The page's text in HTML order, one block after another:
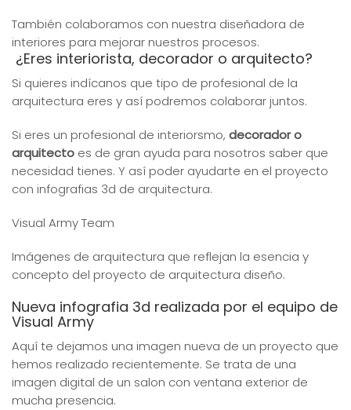
También colaboramos con nuestra diseñadora de
interiores para mejorar nuestros procesos.
¿Eres interiorista, decorador o arquitecto?
Si quieres indícanos que tipo de profesional de la
arquitectura eres y así podremos colaborar juntos.
Si eres un profesional de interiorsmo, decorador o
arquitecto es de gran ayuda para nosotros saber que
necesidad tienes. Y así poder ayudarte en el proyecto
con infografias 3d de arquitectura.
Visual Army Team
Imágenes de arquitectura que reflejan la esencia y
concepto del proyecto de arquitectura diseño.
Nueva infografia 3d realizada por el equipo de
Visual Army
Aquí te dejamos una imagen nueva de un proyecto que
hemos realizado recientemente. Se trata de una
imagen digital de un salon con ventana exterior de
mucha presencia.